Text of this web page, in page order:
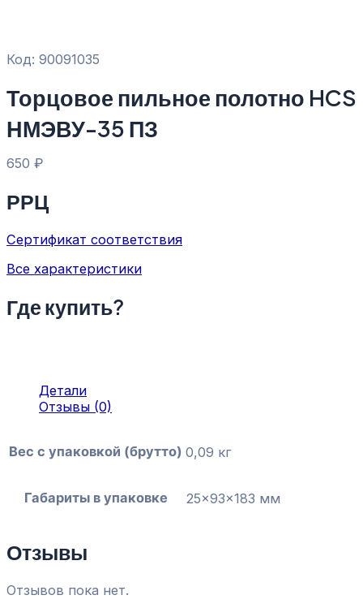
Код: 90091035
Торцовое пильное полотно HCS
НМЭВУ-35 ПЗ
650 ₽
РРЦ
Сертификат соответствия
Все характеристики
Где купить?
Детали
Отзывы (0)
Вес с упаковкой (брутто) 0,09 кг
Габариты в упаковке 25x93x183 мм
Отзывы
Отзывов пока нет.